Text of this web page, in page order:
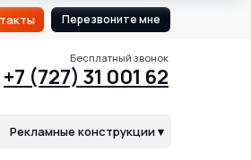
+7 (727) 31 001 62
Перезвоните мне
Бесплатный звонок
Рекламные конструкции ▾